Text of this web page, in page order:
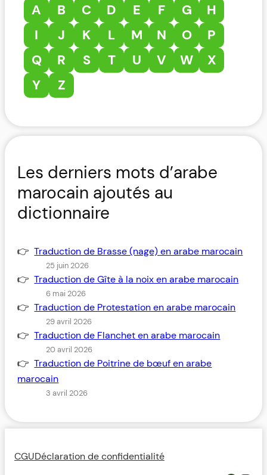
A B C D E F G
H
I
J K L M N O
P
Q
R S T U V W
X
Y
Z
Les derniers mots d’arabe
marocain ajoutés au
dictionnaire
Traduction de Brasse (nage) en arabe marocain
25 juin 2026
Traduction de Gîte à la noix en arabe marocain
6 mai 2026
Traduction de Protestation en arabe marocain
29 avril 2026
Traduction de Flanchet en arabe marocain
20 avril 2026
Traduction de Poitrine de bœuf en arabe
marocain
3 avril 2026
CGUDéclaration de confidentialité